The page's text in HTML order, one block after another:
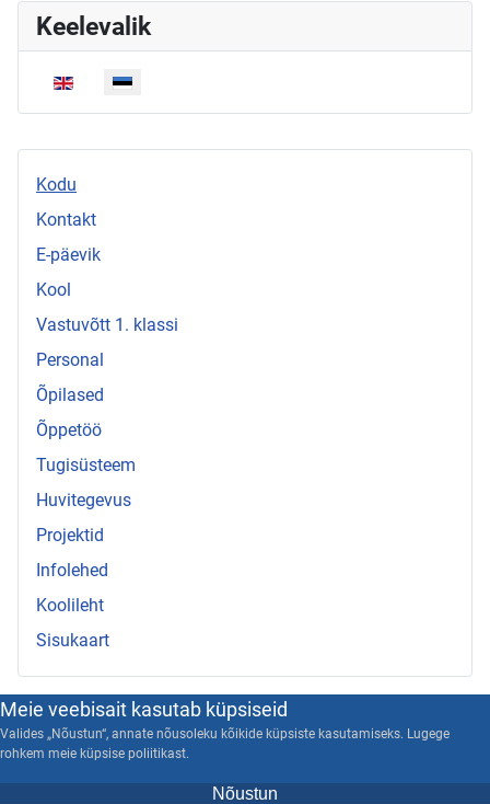
Kodu
Kontakt
E-päevik
Kool
Vastuvõtt 1. klassi
Personal
Õpilased
Õppetöö
Tugisüsteem
Huvitegevus
Projektid
Infolehed
Koolileht
Sisukaart
Keelevalik
Vali keel
Meie veebisait kasutab küpsiseid
Valides „Nõustun“, annate nõusoleku kõikide küpsiste kasutamiseks. Lugege
rohkem meie küpsise poliitikast.
Nõustun